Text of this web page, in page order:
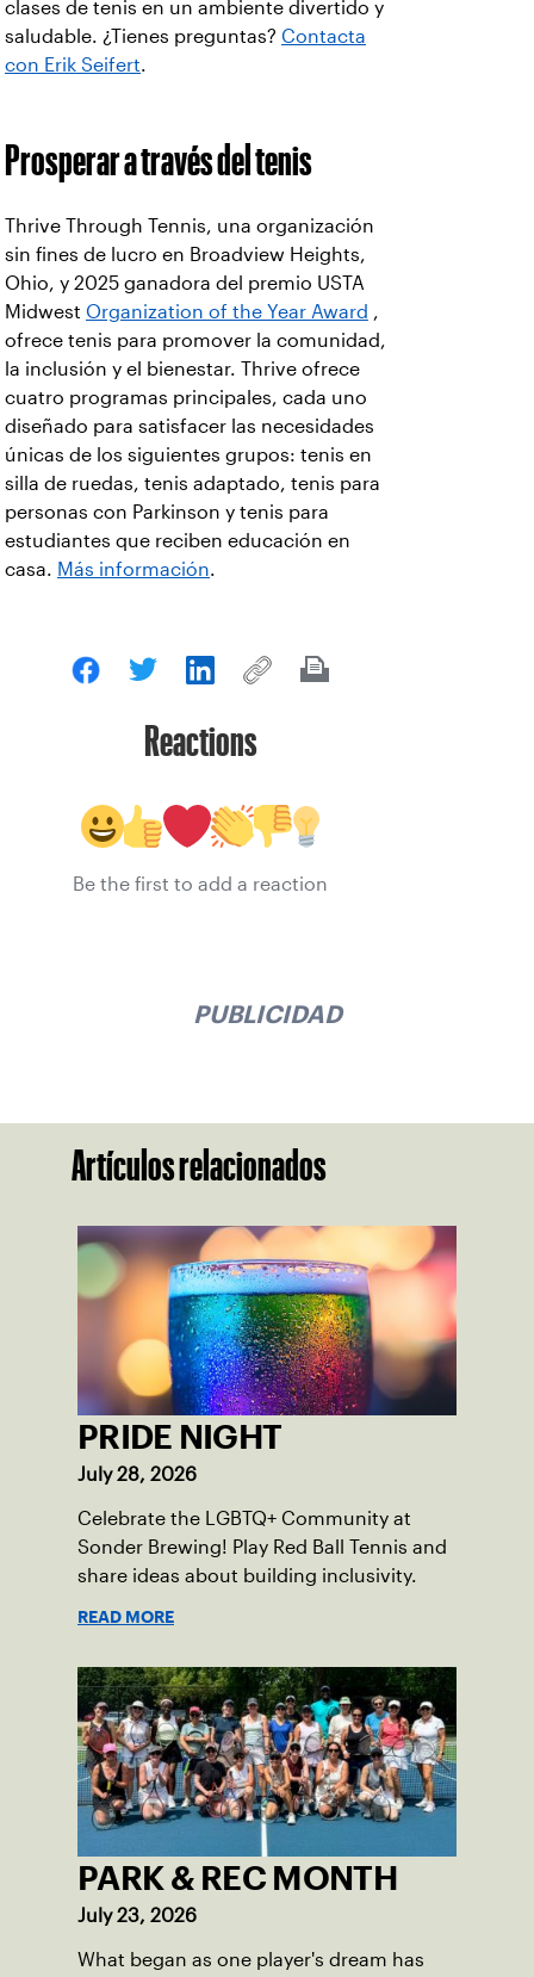
clases de tenis en un ambiente divertido y
saludable. ¿Tienes preguntas? Contacta
con Erik Seifert.
Prosperar a través del tenis
Thrive Through Tennis, una organización
sin fines de lucro en Broadview Heights,
Ohio, y 2025 ganadora del premio USTA
Midwest Organization of the Year Award ,
ofrece tenis para promover la comunidad,
la inclusión y el bienestar. Thrive ofrece
cuatro programas principales, cada uno
diseñado para satisfacer las necesidades
únicas de los siguientes grupos: tenis en
silla de ruedas, tenis adaptado, tenis para
personas con Parkinson y tenis para
estudiantes que reciben educación en
casa. Más información.
Reactions
Be the first to add a reaction
PUBLICIDAD
Artículos relacionados
PRIDE NIGHT
July 28, 2026
Celebrate the LGBTQ+ Community at
Sonder Brewing! Play Red Ball Tennis and
share ideas about building inclusivity.
READ MORE
PARK & REC MONTH
July 23, 2026
What began as one player's dream has